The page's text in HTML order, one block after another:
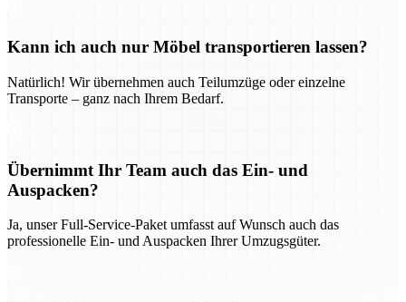
Kann ich auch nur Möbel transportieren lassen?
Natürlich! Wir übernehmen auch Teilumzüge oder einzelne
Transporte – ganz nach Ihrem Bedarf.
Übernimmt Ihr Team auch das Ein- und
Auspacken?
Ja, unser Full-Service-Paket umfasst auf Wunsch auch das
professionelle Ein- und Auspacken Ihrer Umzugsgüter.